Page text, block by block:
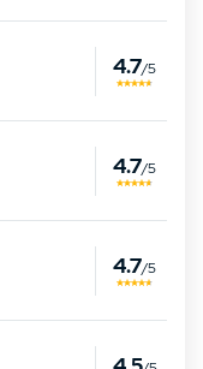
4.7/5
4.7/5
4.7/5